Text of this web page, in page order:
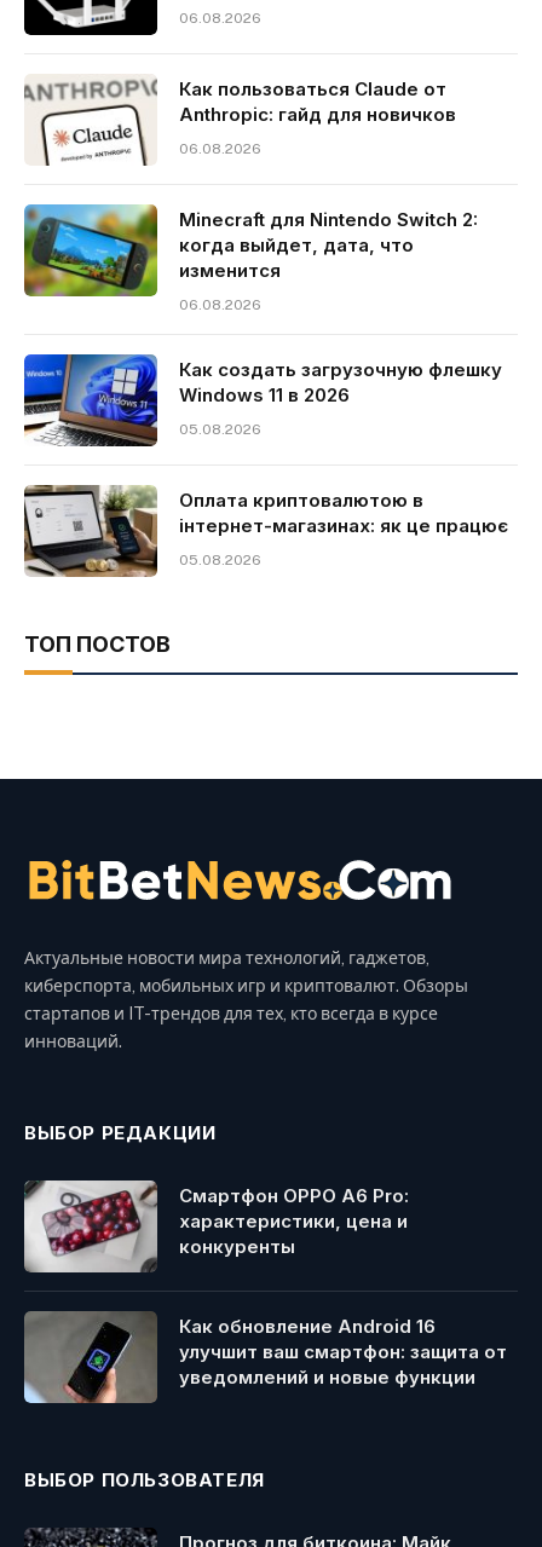
06.08.2026
Как пользоваться Claude от
Anthropic: гайд для новичков
06.08.2026
Minecraft для Nintendo Switch 2:
когда выйдет, дата, что
изменится
06.08.2026
Как создать загрузочную флешку
Windows 11 в 2026
05.08.2026
Оплата криптовалютою в
інтернет-магазинах: як це працює
05.08.2026
ТОП ПОСТОВ
Актуальные новости мира технологий, гаджетов,
киберспорта, мобильных игр и криптовалют. Обзоры
стартапов и IT-трендов для тех, кто всегда в курсе
инноваций.
ВЫБОР РЕДАКЦИИ
Смартфон OPPO A6 Pro:
характеристики, цена и
конкуренты
Как обновление Android 16
улучшит ваш смартфон: защита от
уведомлений и новые функции
ВЫБОР ПОЛЬЗОВАТЕЛЯ